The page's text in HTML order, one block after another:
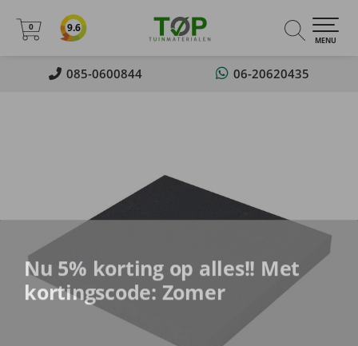
Nu 5% korting op alles!! Met
kortingscode: Zomer
06-20620435
085-0600844
0
0
MENU
9.6